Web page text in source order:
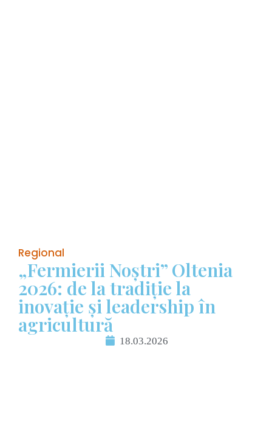
Regional
„Fermierii Noștri” Oltenia
2026: de la tradiție la
inovație și leadership în
agricultură
18.03.2026